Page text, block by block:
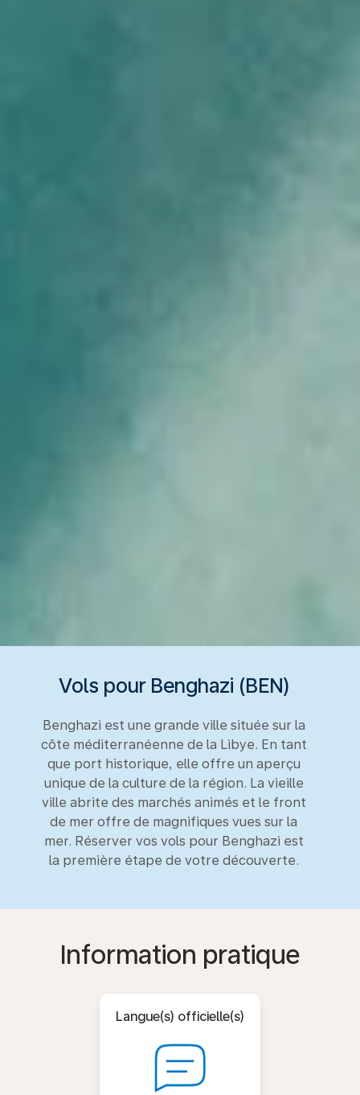
Vols pour Benghazi (BEN)
Benghazi est une grande ville située sur la
côte méditerranéenne de la Libye. En tant
que port historique, elle offre un aperçu
unique de la culture de la région. La vieille
ville abrite des marchés animés et le front
de mer offre de magnifiques vues sur la
mer. Réserver vos vols pour Benghazi est
la première étape de votre découverte.
Information pratique
Langue(s) officielle(s)